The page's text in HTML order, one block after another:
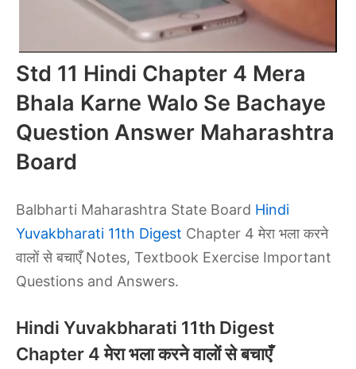
Std 11 Hindi Chapter 4 Mera
Bhala Karne Walo Se Bachaye
Question Answer Maharashtra
Board
Balbharti Maharashtra State Board Hindi
Yuvakbharati 11th Digest Chapter 4 मेरा भला करने
वालों से बचाएँ Notes, Textbook Exercise Important
Questions and Answers.
Hindi Yuvakbharati 11th Digest
Chapter 4 मेरा भला करने वालों से बचाएँ